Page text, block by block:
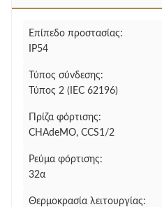
Επίπεδο προστασίας:
IP54
Τύπος σύνδεσης:
Τύπος 2 (IEC 62196)
Πρίζα φόρτισης:
CHAdeMO, CCS1/2
Ρεύμα φόρτισης:
32α
Θερμοκρασία λειτουργίας: